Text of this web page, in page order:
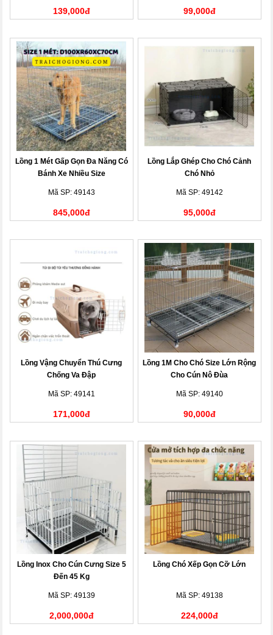
139,000đ 99,000đ
Lồng 1 Mét Gấp Gọn Đa Năng Có
Bánh Xe Nhiều Size
Mã SP: 49143
845,000đ
Lồng Lắp Ghép Cho Chó Cảnh
Chó Nhỏ
Mã SP: 49142
95,000đ
Lồng Vậng Chuyển Thú Cưng
Chống Va Đập
Mã SP: 49141
171,000đ
Lồng 1M Cho Chó Size Lớn Rộng
Cho Cún Nô Đùa
Mã SP: 49140
90,000đ
Lồng Inox Cho Cún Cưng Size 5
Đến 45 Kg
Mã SP: 49139
2,000,000đ
Lồng Chó Xếp Gọn Cỡ Lớn
Mã SP: 49138
224,000đ